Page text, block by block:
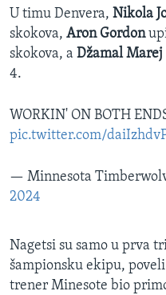
U timu Denvera, Nikola
skokova, Aron Gordon
skokova, a Džamal Marej
4.
WORKIN' ON BOTH
pic.twitter.com/
— Minnesota
2024
Nagetsi su samo u prva
šampionsku ekipu, poveli
trener Minesote bio